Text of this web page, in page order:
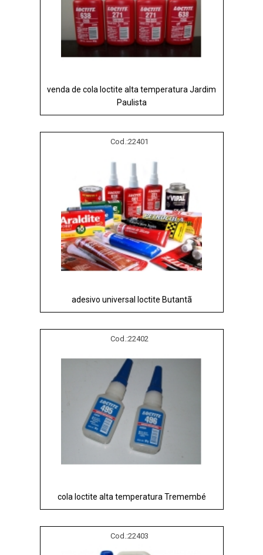
venda de cola loctite alta temperatura Jardim
Paulista
Cod.:22401
adesivo universal loctite Butantã
Cod.:22402
cola loctite alta temperatura Tremembé
Cod.:22403